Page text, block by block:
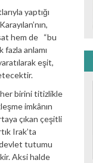
yaptığı
hem de “bu
anlamı
eşit,
her birini titizlikle
imkânın
çıkan çeşitli
Irak’ta
devlet tutumu
Aksi halde